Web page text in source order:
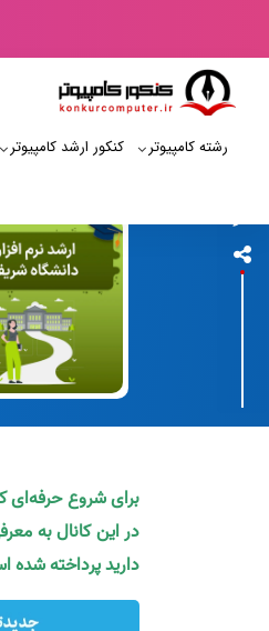
رشته کامپیوتر کنکور ارشد کامپیوتر
برای شروع حرفه‌ای
در این کانال به
دارید پرداخته شده